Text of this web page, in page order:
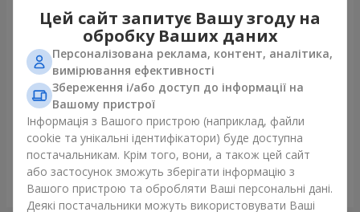
Букет "Зворушливе кохання"
Чернівці
Цей сайт запитує Вашу згоду на
обробку Ваших даних
Персоналізована реклама, контент, аналітика,
вимірювання ефективності
Збереження і/або доступ до інформації на
Вашому пристрої
Інформація з Вашого пристрою (наприклад, файли
cookie та унікальні ідентифікатори) буде доступна
постачальникам. Крім того, вони, а також цей сайт
або застосунок зможуть зберігати інформацію з
Вашого пристрою та обробляти Ваші персональні дані.
Деякі постачальники можуть використовувати Ваші